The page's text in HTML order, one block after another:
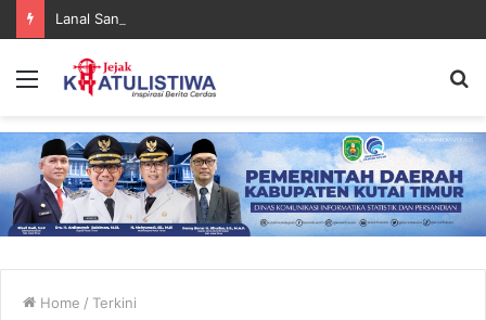
Menu
Home / Terkini